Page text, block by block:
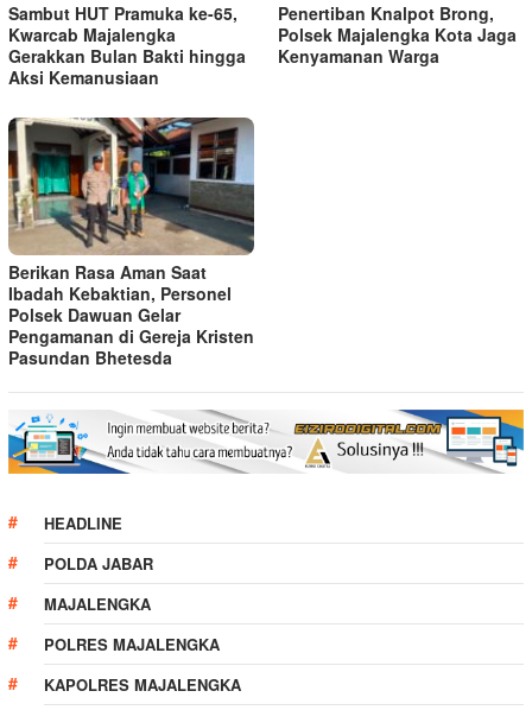
Sambut HUT Pramuka ke-65,
Kwarcab Majalengka
Gerakkan Bulan Bakti hingga
Aksi Kemanusiaan
Penertiban Knalpot Brong,
Polsek Majalengka Kota Jaga
Kenyamanan Warga
Berikan Rasa Aman Saat
Ibadah Kebaktian, Personel
Polsek Dawuan Gelar
Pengamanan di Gereja Kristen
Pasundan Bhetesda
HEADLINE
POLDA JABAR
MAJALENGKA
POLRES MAJALENGKA
KAPOLRES MAJALENGKA